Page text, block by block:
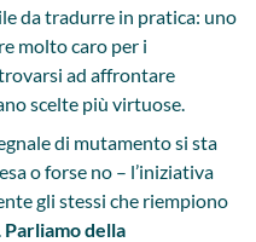
da tradurre in pratica: uno
molto caro per i
ad affrontare
scelte più virtuose.
di mutamento si sta
o forse no – l’iniziativa
gli stessi che riempiono
Parliamo della